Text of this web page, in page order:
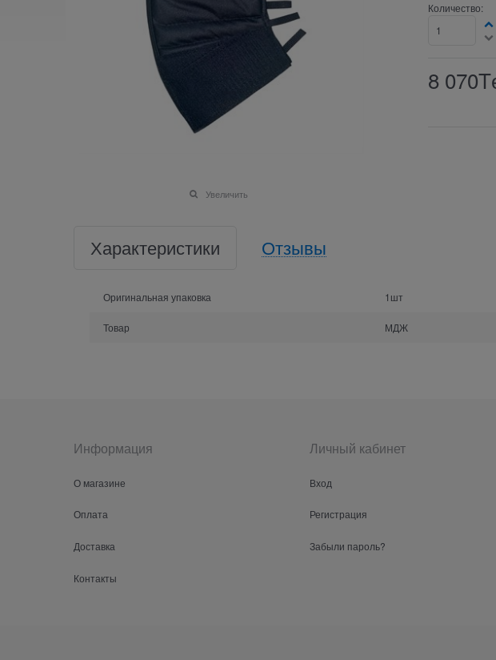
Увеличить
Количество:
8 070
Характеристики Отзывы
Оригинальная упаковка 1шт
Товар МДЖ
Информация
О магазине
Оплата
Доставка
Контакты
Личный кабинет
Вход
Регистрация
Забыли пароль?